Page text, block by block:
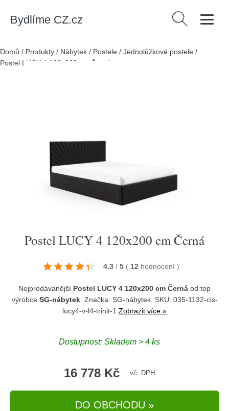
Bydlíme CZ.cz Vyhledávání
Domů / Produkty / Nábytek / Postele / Jednolůžkové postele /
Postel LUCY 4 120x200 cm Černá
Postel LUCY 4 120x200 cm Černá
4.3 / 5 ( 12 hodnocení )
Nejprodávanější Postel LUCY 4 120x200 cm Černá od top
výrobce SG-nábytek. Značka: SG-nábytek. SKU: 035-1132-cis-
lucy4-v-l4-trinit-1 Zobrazit více »
Dostupnost: Skladem > 4 ks
16 778 Kč vč. DPH
DO OBCHODU »